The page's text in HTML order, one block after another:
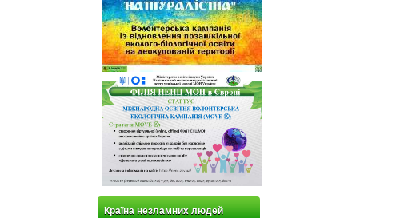
Країна незламних людей